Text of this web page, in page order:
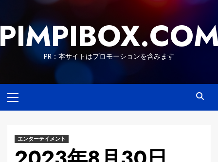
content
PR：本サイトはプロモーションを含みます
Menu
エンターテイメント